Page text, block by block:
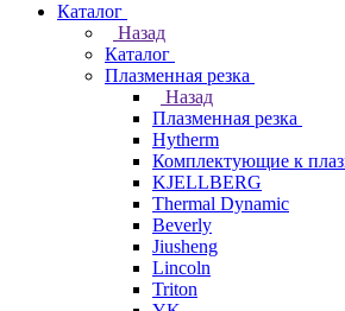
Каталог
Назад
Каталог
Плазменная резка
Назад
Плазменная резка
Hytherm
Комплектующие к
KJELLBERG
Thermal Dynamic
Beverly
Jiusheng
Lincoln
Triton